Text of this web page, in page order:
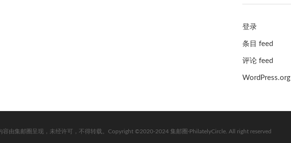
登录
条目 feed
评论 feed
WordPress.org
由集邮圈呈现，未经许可，不得转载。Copyright ©2020-2024 集邮圈·PhilatelyCircle. All right reserved